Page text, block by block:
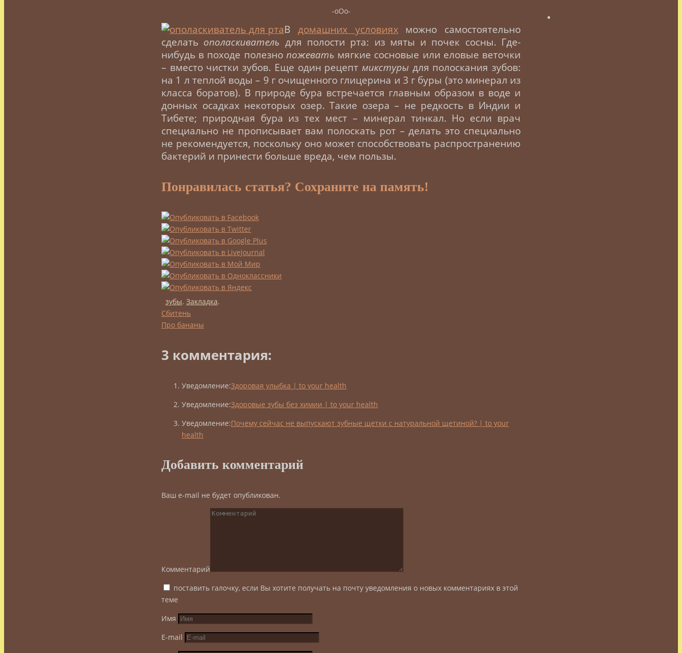
-оОо-
В домашних условиях можно самостоятельно
сделать ополаскиватель для полости рта: из мяты и почек сосны. Где-
нибудь в походе полезно пожевать мягкие сосновые или еловые веточки
– вместо чистки зубов. Еще один рецепт микстуры для полоскания зубов:
на 1 л теплой воды – 9 г очищенного глицерина и 3 г буры (это минерал из
класса боратов). В природе бура встречается главным образом в воде и
донных осадках некоторых озер. Такие озера – не редкость в Индии и
Тибете; природная бура из тех мест – минерал тинкал. Но если врач
специально не прописывает вам полоскать рот – делать это специально
не рекомендуется, поскольку оно может способствовать распространению
бактерий и принести больше вреда, чем пользы.
Понравилась статья? Сохраните на память!
зубы. Закладка.
Сбитень
Про бананы
3 комментария:
Уведомление:Здоровая улыбка | to your health
Уведомление:Здоровые зубы без химии | to your health
Уведомление:Почему сейчас не выпускают зубные щетки с натуральной щетиной? | to your
health
Добавить комментарий
Ваш e-mail не будет опубликован.
Комментарий
поставить галочку, если Вы хотите получать на почту уведомления о новых комментариях в этой
теме
Имя
E-mail